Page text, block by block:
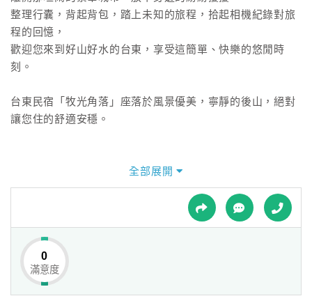
房
HOT
特
民
宿
球
網
整理行囊，背起背包，踏上未知的旅程，拾起相機紀錄對旅
程的回憶，
歡迎您來到好山好水的台東，享受這簡單、快樂的悠閒時
刻。
台東民宿「牧光角落」座落於風景優美，寧靜的後山，絕對
讓您住的舒適安穩。
全部展開
0
滿意度